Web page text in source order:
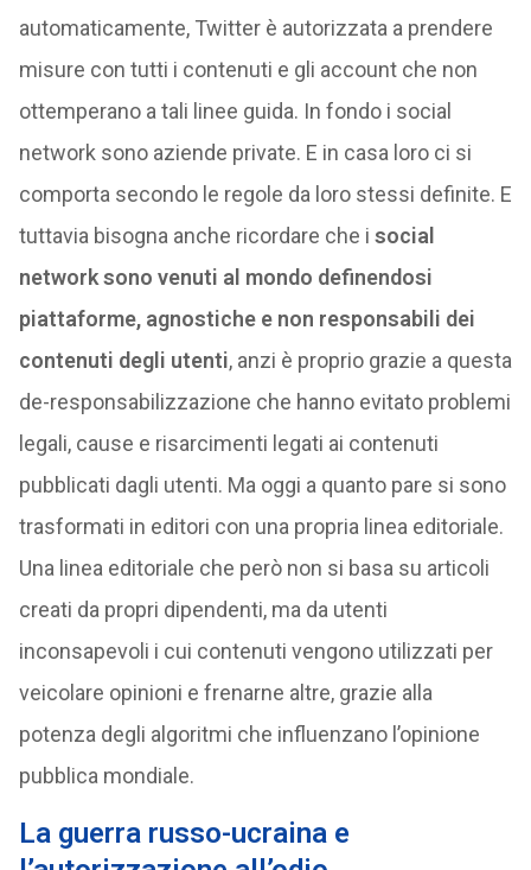
automaticamente, Twitter è autorizzata a prendere
misure con tutti i contenuti e gli account che non
ottemperano a tali linee guida. In fondo i social
network sono aziende private. E in casa loro ci si
comporta secondo le regole da loro stessi definite. E
tuttavia bisogna anche ricordare che i social
network sono venuti al mondo definendosi
piattaforme, agnostiche e non responsabili dei
contenuti degli utenti, anzi è proprio grazie a questa
de-responsabilizzazione che hanno evitato problemi
legali, cause e risarcimenti legati ai contenuti
pubblicati dagli utenti. Ma oggi a quanto pare si sono
trasformati in editori con una propria linea editoriale.
Una linea editoriale che però non si basa su articoli
creati da propri dipendenti, ma da utenti
inconsapevoli i cui contenuti vengono utilizzati per
veicolare opinioni e frenarne altre, grazie alla
potenza degli algoritmi che influenzano l’opinione
pubblica mondiale.
La guerra russo-ucraina e